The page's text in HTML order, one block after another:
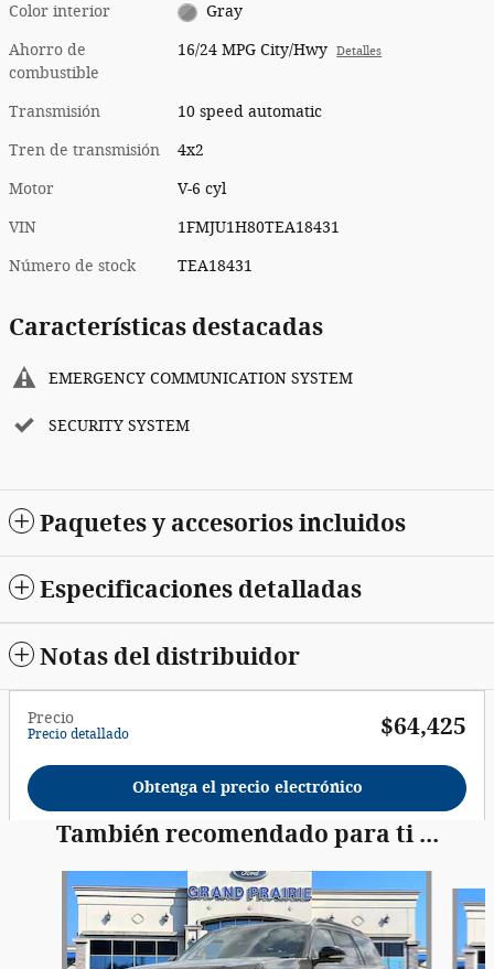
Color interior Gray
Ahorro de
combustible
16/24 MPG City/Hwy Detalles
Transmisión 10 speed automatic
Tren de transmisión 4x2
Motor V-6 cyl
VIN 1FMJU1H80TEA18431
Número de stock TEA18431
Características destacadas
EMERGENCY COMMUNICATION SYSTEM
SECURITY SYSTEM
Paquetes y accesorios incluidos
Especificaciones detalladas
Notas del distribuidor
Precio
Precio detallado $64,425
Obtenga el precio electrónico
También recomendado para ti ...
Slide 1 of 6